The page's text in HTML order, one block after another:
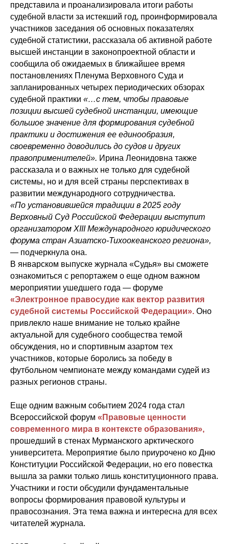
представила и проанализировала итоги работы
судебной власти за истекший год, проинформировала
участников заседания об основных показателях
судебной статистики, рассказала об активной работе
высшей инстанции в законопроектной области и
сообщила об ожидаемых в ближайшее время
постановлениях Пленума Верховного Суда и
запланированных четырех периодических обзорах
судебной практики «…с тем, чтобы правовые
позиции высшей судебной инстанции, имеющие
большое значение для формирования судебной
практики и достижения ее единообразия,
своевременно доводились до судов и других
правоприменителей». Ирина Леонидовна также
рассказала и о важных не только для судебной
системы, но и для всей страны перспективах в
развитии международного сотрудничества.
«По установившейся традиции в 2025 году
Верховный Суд Российской Федерации выступит
организатором XIII Международного юридического
форума стран Азиатско-Тихоокеанского региона»,
— подчеркнула она.
В январском выпуске журнала «Судья» вы сможете
ознакомиться с репортажем о еще одном важном
мероприятии ушедшего года — форуме
«Электронное правосудие как вектор развития
судебной системы Российской Федерации». Оно
привлекло наше внимание не только крайне
актуальной для судебного сообщества темой
обсуждения, но и спортивным азартом тех
участников, которые боролись за победу в
футбольном чемпионате между командами судей из
разных регионов страны.
Еще одним важным событием 2024 года стал
Всероссийской форум «Правовые ценности
современного мира в контексте образования»,
прошедший в стенах Мурманского арктического
университета. Мероприятие было приурочено ко Дню
Конституции Российской Федерации, но его повестка
вышла за рамки только лишь конституционного права.
Участники и гости обсудили фундаментальные
вопросы формирования правовой культуры и
правосознания. Эта тема важна и интересна для всех
читателей журнала.